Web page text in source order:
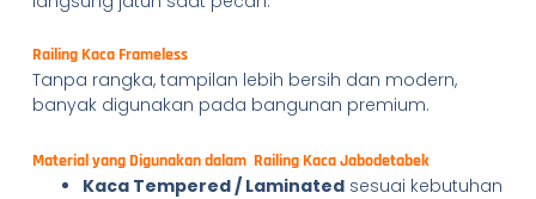
Railing Kaca Frameless
Tanpa rangka, tampilan lebih bersih dan modern,
banyak digunakan pada bangunan premium.
Material yang Digunakan dalam Railing Kaca Jabodetabek
Kaca Tempered / Laminatedsesuai kebutuhan